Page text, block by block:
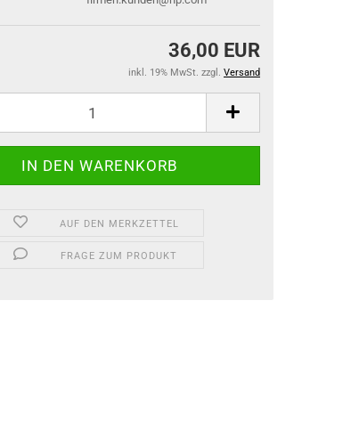
36,00 EUR
inkl. 19% MwSt. zzgl. Versand
AUF DEN MERKZETTEL
FRAGE ZUM PRODUKT